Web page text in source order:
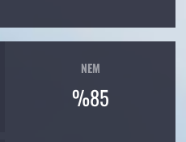
NEM
%85